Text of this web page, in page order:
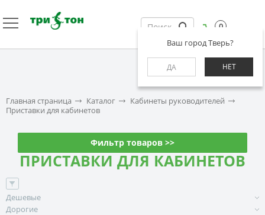
Ваш город Тверь?
ДА НЕТ
0
Главная страница Каталог
Кабинеты руководителей
Приставки для кабинетов
Фильтр товаров >>
ПРИСТАВКИ ДЛЯ КАБИНЕТОВ
Дешевые
Дорогие